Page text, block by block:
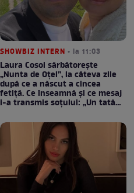
SHOWBIZ INTERN • la 11:03
Laura Cosoi sărbătorește
„Nunta de Oțel”, la câteva zile
după ce a născut a cincea
fetiță. Ce înseamnă și ce mesaj
i-a transmis soțului: „Un tată